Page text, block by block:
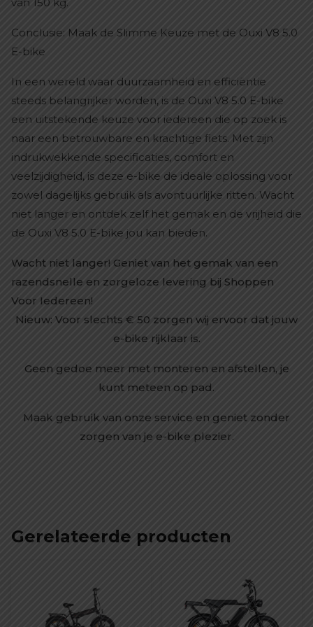
van 150 kg.
Conclusie: Maak de Slimme Keuze met de Ouxi V8 5.0
E-bike
In een wereld waar duurzaamheid en efficiëntie
steeds belangrijker worden, is de Ouxi V8 5.0 E-bike
een uitstekende keuze voor iedereen die op zoek is
naar een betrouwbare en krachtige fiets. Met zijn
indrukwekkende specificaties, comfort en
veelzijdigheid, is deze e-bike de ideale oplossing voor
zowel dagelijks gebruik als avontuurlijke ritten. Wacht
niet langer en ontdek zelf het gemak en de vrijheid die
de Ouxi V8 5.0 E-bike jou kan bieden.
Wacht niet langer! Geniet van het gemak van een
razendsnelle en zorgeloze levering bij Shoppen
Voor Iedereen!
Nieuw: Voor slechts € 50 zorgen wij ervoor dat jouw
e-bike rijklaar is.
Geen gedoe meer met monteren en afstellen, je
kunt meteen op pad.
Maak gebruik van onze service en geniet zonder
zorgen van je e-bike plezier.
Gerelateerde producten